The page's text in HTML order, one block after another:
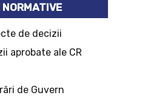
de decizii
aprobate ale CR
de Guvern